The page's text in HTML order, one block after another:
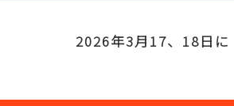
2026年3月17、18日に